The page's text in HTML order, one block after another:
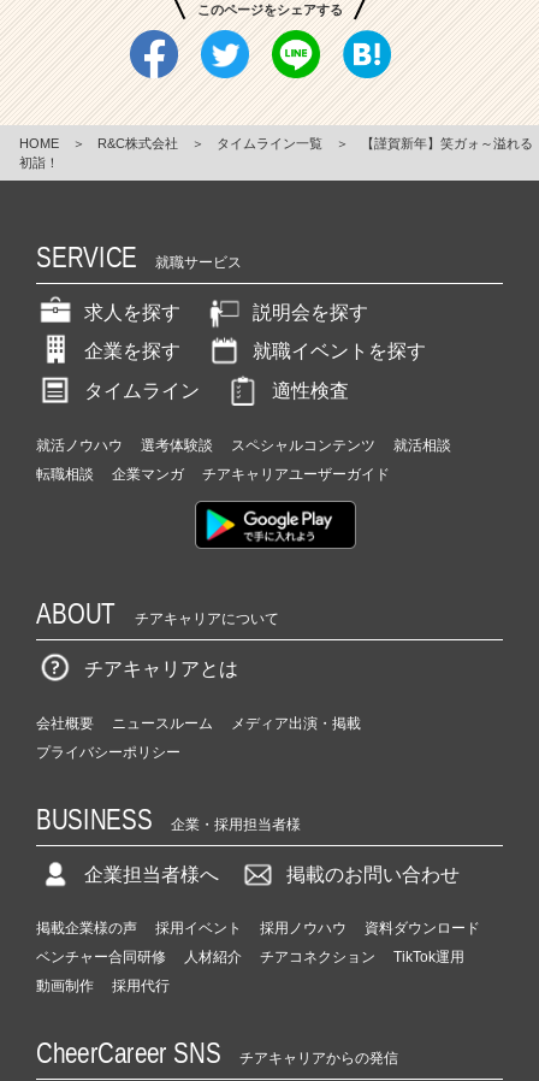
このページをシェアする
HOME ＞ R&C株式会社 ＞ タイムライン一覧 ＞
【謹賀新年】笑ガォ～溢れる
初詣！
SERVICE 就職サービス
求人を探す
説明会を探す
企業を探す
就職イベントを探す
タイムライン
適性検査
就活ノウハウ 選考体験談 スペシャルコンテンツ
就活相談
転職相談
企業マンガ チアキャリアユーザーガイド
ABOUT チアキャリアについて
チアキャリアとは
会社概要 ニュースルーム
メディア出演・掲載
プライバシーポリシー
BUSINESS 企業・採用担当者様
企業担当者様へ 掲載のお問い合わせ
掲載企業様の声 採用イベント 採用ノウハウ
資料ダウンロード
ベンチャー合同研修
人材紹介 チアコネクション
TikTok運用
動画制作
採用代行
CheerCareer SNS チアキャリアからの発信